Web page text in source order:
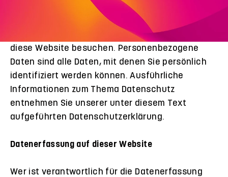
Die folgenden Hinweise geben einen einfachen
Überblick darüber, was mit Ihren
personenbezogenen Daten passiert, wenn Sie
diese Website besuchen. Personenbezogene
Daten sind alle Daten, mit denen Sie persönlich
identifiziert werden können. Ausführliche
Informationen zum Thema Datenschutz
entnehmen Sie unserer unter diesem Text
aufgeführten Datenschutzerklärung.
Datenerfassung auf dieser Website
Wer ist verantwortlich für die Datenerfassung